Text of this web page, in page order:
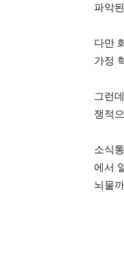
파악
다만
가정
그런
쟁적
소식
에서
뇌물